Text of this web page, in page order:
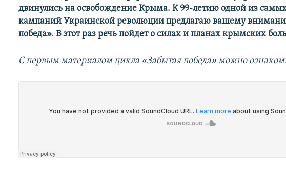
двинулись на освобождение Крыма. К 99-летию одной из
кампаний Украинской революции предлагаю вашему
победа». В этот раз речь пойдет о силах и планах крымских
С первым материалом цикла «Забытая победа» можно